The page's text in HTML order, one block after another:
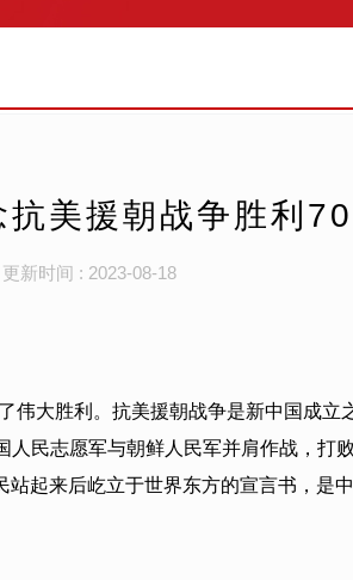
美援朝战争胜利
新时间 : 2023-08-18
大胜利。抗美援朝战争是新中国成
民志愿军与朝鲜人民军并肩作战，打
起来后屹立于世界东方的宣言书，是